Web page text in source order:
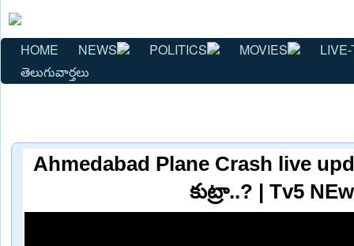
HOME NEWS POLITICS MOVIES
తెలుగువార్తలు
Ahmedabad Plane Crash live
కుట్రా..? | Tv5